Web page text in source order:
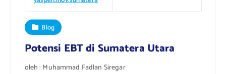
Blog
Potensi EBT di Sumatera Utara
oleh : Muhammad Fadlan Siregar